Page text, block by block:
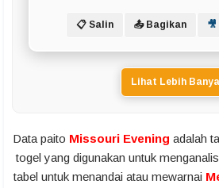
📋 Salin 📤 Bagikan
Lihat Lebih
Data paito Missouri Evening adalah
togel yang digunakan untuk
tabel untuk menandai atau mewarnai